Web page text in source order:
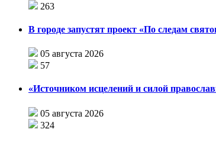
263
В городе запустят проект «По следам
05 августа 2026
57
«Источником исцелений и силой
05 августа 2026
324